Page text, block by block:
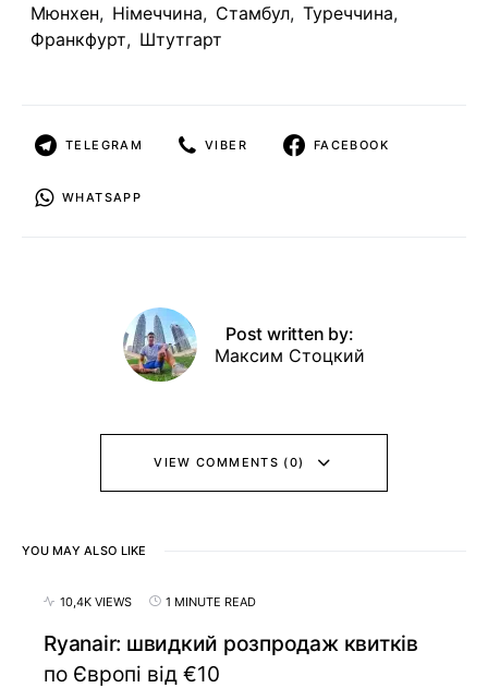
Мюнхен, Німеччина, Стамбул, Туреччина,
Франкфурт, Штутгарт
TELEGRAM VIBER FACEBOOK
WHATSAPP
Post written by:
Максим Стоцкий
VIEW COMMENTS (0)
YOU MAY ALSO LIKE
10,4K VIEWS 1 MINUTE READ
Ryanair: швидкий розпродаж квитків
по Європі від €10